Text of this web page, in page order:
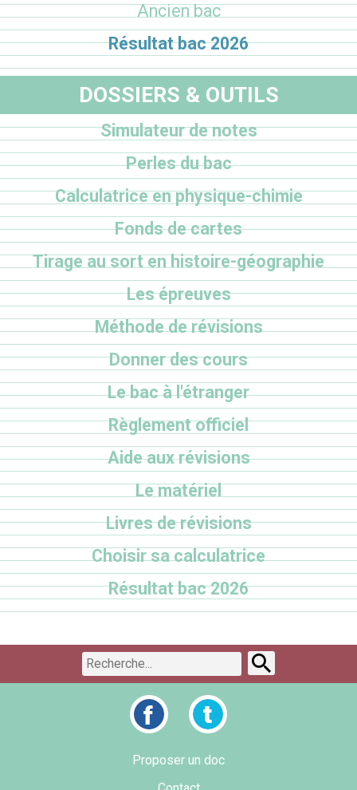
Ancien bac
Résultat bac 2026
DOSSIERS & OUTILS
Simulateur de notes
Perles du bac
Calculatrice en physique-chimie
Fonds de cartes
Tirage au sort en histoire-géographie
Les épreuves
Méthode de révisions
Donner des cours
Le bac à l'étranger
Règlement officiel
Aide aux révisions
Le matériel
Livres de révisions
Choisir sa calculatrice
Résultat bac 2026
Proposer un doc